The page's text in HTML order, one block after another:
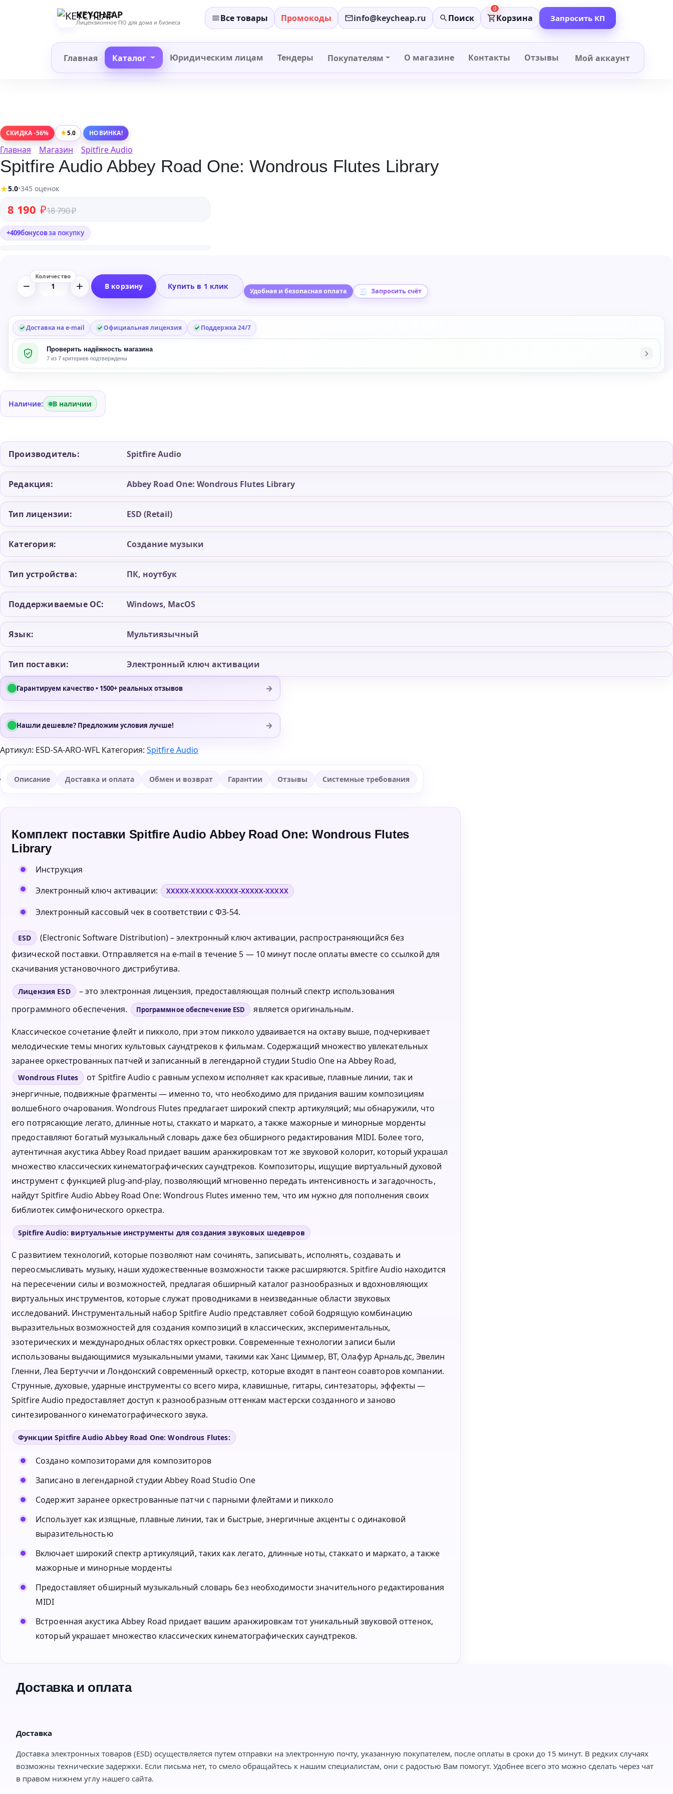
KEYCHEAP
Лицензионное ПО для дома и бизнеса Все товары Промокоды info@keycheap.ru Поиск
0
Корзина Запросить КП
Главная Каталог Юридическим лицам Тендеры Покупателям О магазине Контакты Отзывы Мой аккаунт
СКИДКА -56% ★5.0 НОВИНКА!
Главная Магазин Spitfire Audio
Spitfire Audio Abbey Road One: Wondrous Flutes Library
★5.0•345 оценок
18 790₽
Первоначальная цена составляла 18 790 ₽.
8 190 ₽
Текущая цена: 8 190 ₽.
+409бонусовза покупку
Количество
Spitfire
Audio
Abbey
Road
One:
Wondrous
Flutes
Library
В корзину Купить в 1 клик
Удобная и безопасная оплата Запросить счёт
Доставка на e-mail Официальная лицензия Поддержка 24/7
Проверить надёжность магазина
7 из 7 критериев подтверждены
Наличие: В наличии
Производитель: Spitfire Audio
Редакция: Abbey Road One: Wondrous Flutes Library
Тип лицензии: ESD (Retail)
Категория: Создание музыки
Тип устройства: ПК, ноутбук
Поддерживаемые ОС: Windows, MacOS
Язык: Мультиязычный
Тип поставки: Электронный ключ активации
Гарантируем качество • 1500+ реальных отзывов →
Нашли дешевле? Предложим условия лучше! →
Артикул: ESD-SA-ARO-WFL Категория: Spitfire Audio
Описание Доставка и оплата Обмен и возврат Гарантии Отзывы Системные требования
Комплект поставки Spitfire Audio Abbey Road One: Wondrous Flutes
Library
Инструкция
Электронный ключ активации:
XXXXX-XXXXX-XXXXX-XXXXX-XXXXX
Электронный кассовый чек в соответствии с ФЗ-54.
ESD
(Electronic Software Distribution) – электронный ключ активации, распространяющийся без
физической поставки. Отправляется на e-mail в течение 5 — 10 минут после оплаты вместе со ссылкой для
скачивания установочного дистрибутива.
Лицензия ESD
– это электронная лицензия, предоставляющая полный спектр использования
программного обеспечения.
Программное обеспечение ESD является оригинальным.
Классическое сочетание флейт и пикколо, при этом пикколо удваивается на октаву выше, подчеркивает
мелодические темы многих культовых саундтреков к фильмам. Содержащий множество увлекательных
заранее оркестрованных патчей и записанный в легендарной студии Studio One на Abbey Road,
Wondrous Flutes
от Spitfire Audio с равным успехом исполняет как красивые, плавные линии, так и
энергичные, подвижные фрагменты — именно то, что необходимо для придания вашим композициям
волшебного очарования. Wondrous Flutes предлагает широкий спектр артикуляций; мы обнаружили, что
его потрясающие легато, длинные ноты, стаккато и маркато, а также мажорные и минорные морденты
предоставляют богатый музыкальный словарь даже без обширного редактирования MIDI. Более того,
аутентичная акустика Abbey Road придает вашим аранжировкам тот же звуковой колорит, который украшал
множество классических кинематографических саундтреков. Композиторы, ищущие виртуальный духовой
инструмент с функцией plug-and-play, позволяющий мгновенно передать интенсивность и загадочность,
найдут Spitfire Audio Abbey Road One: Wondrous Flutes именно тем, что им нужно для пополнения своих
библиотек симфонического оркестра.
Spitfire Audio: виртуальные инструменты для создания звуковых шедевров
С развитием технологий, которые позволяют нам сочинять, записывать, исполнять, создавать и
переосмысливать музыку, наши художественные возможности также расширяются. Spitfire Audio находится
на пересечении силы и возможностей, предлагая обширный каталог разнообразных и вдохновляющих
виртуальных инструментов, которые служат проводниками в неизведанные области звуковых
исследований. Инструментальный набор Spitfire Audio представляет собой бодрящую комбинацию
выразительных возможностей для создания композиций в классических, экспериментальных,
эзотерических и международных областях оркестровки. Современные технологии записи были
использованы выдающимися музыкальными умами, такими как Ханс Циммер, BT, Олафур Арнальдс, Эвелин
Гленни, Леа Бертуччи и Лондонский современный оркестр, которые входят в пантеон соавторов компании.
Струнные, духовые, ударные инструменты со всего мира, клавишные, гитары, синтезаторы, эффекты —
Spitfire Audio предоставляет доступ к разнообразным оттенкам мастерски созданного и заново
синтезированного кинематографического звука.
Функции Spitfire Audio Abbey Road One: Wondrous Flutes:
Создано композиторами для композиторов
Записано в легендарной студии Abbey Road Studio One
Содержит заранее оркестрованные патчи с парными флейтами и пикколо
Использует как изящные, плавные линии, так и быстрые, энергичные акценты с одинаковой
выразительностью
Включает широкий спектр артикуляций, таких как легато, длинные ноты, стаккато и маркато, а также
мажорные и минорные морденты
Предоставляет обширный музыкальный словарь без необходимости значительного редактирования
MIDI
Встроенная акустика Abbey Road придает вашим аранжировкам тот уникальный звуковой оттенок,
который украшает множество классических кинематографических саундтреков.
Доставка и оплата
Доставка
Доставка электронных товаров (ESD) осуществляется путем отправки на электронную почту, указанную покупателем, после оплаты в сроки до 15 минут. В редких случаях
возможны технические задержки. Если письма нет, то смело обращайтесь к нашим специалистам, они с радостью Вам помогут. Удобнее всего это можно сделать через чат
в правом нижнем углу нашего сайта.
− +